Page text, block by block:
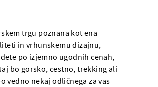
trgu poznana kot ena
in vrhunskemu dizajnu,
po izjemno ugodnih cenah,
bo gorsko, cestno, trekking ali
vedno nekaj odličnega za vas